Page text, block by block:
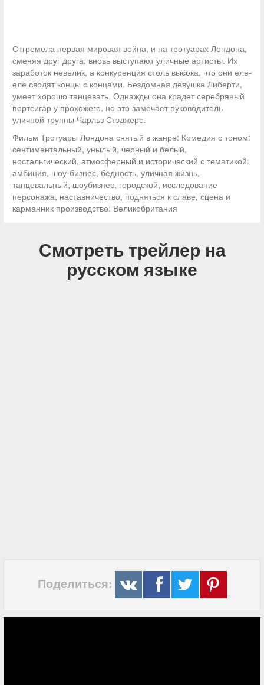
Отгремела первая мировая война, и на тротуарах Лондона,
сменяя друг друга, вновь выступают уличные артисты. Их
заработок невелик, а конкуренция столь высока, что они еле-
еле сводят концы с концами. Бездомная девушка Либерти,
умеет хорошо танцевать. Однажды она крадет серебряный
портсигар у прохожего, но это замечает руководитель
уличной труппы Чарльз Стэджерс.
Фильм Тротуары Лондона снятый в жанре: Комедия с тоном:
сентиментальный, унылый, черный и белый,
ностальгический, атмосферный и исторический с тематикой:
амбиция, шоу-бизнес, бедность, уличная жизнь,
танцевальный, шоубизнес, городской, исследование
персонажа, наставничество, подняться к славе, сцена и
карманник производство: Великобритания
Смотреть трейлер на
русском языке
Поделиться: